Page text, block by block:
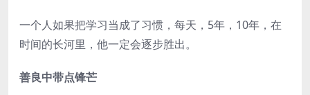
一个人如果把学习当成了习惯，每天，5年，10年，在
时间的长河里，他一定会逐步胜出。
善良中带点锋芒